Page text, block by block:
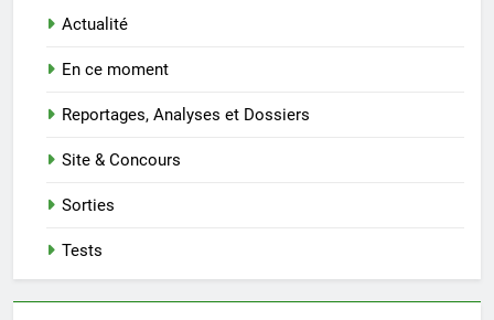
Actualité
En ce moment
Reportages, Analyses et Dossiers
Site & Concours
Sorties
Tests